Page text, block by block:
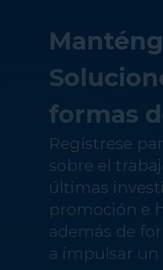
formas
Regístrese
sobre el
últimas
promoción e
además de
a impulsar